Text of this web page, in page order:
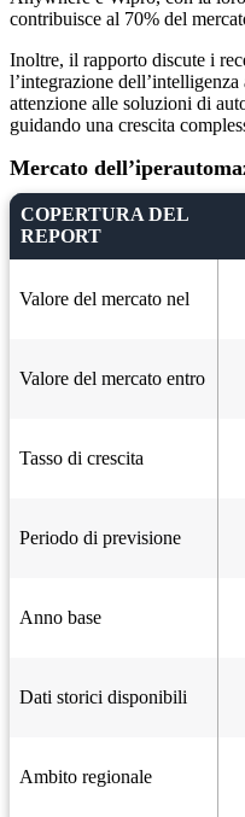
contribuisce al 70% del
Inoltre, il rapporto discute i
l’integrazione
attenzione alle soluzioni di
guidando una crescita
Mercato
COPERTURA DEL
REPORT
Valore del mercato nel
Valore del mercato entro
Tasso di crescita
Periodo di previsione
Anno base
Dati storici disponibili
Ambito regionale